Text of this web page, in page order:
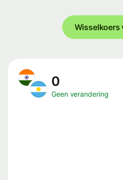
Wisselkoers
0
Geen verandering